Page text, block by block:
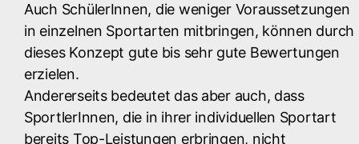
Auch SchülerInnen, die weniger Voraussetzungen
in einzelnen Sportarten mitbringen, können durch
dieses Konzept gute bis sehr gute Bewertungen
erzielen.
Andererseits bedeutet das aber auch, dass
SportlerInnen, die in ihrer individuellen Sportart
bereits Top-Leistungen erbringen, nicht